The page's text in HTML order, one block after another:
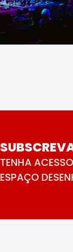
TENHA
ESPAÇO